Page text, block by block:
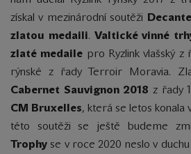
získal v mezinárodní soutěži
zlatou medaili. Valtické vinné
zlaté medaile pro Ryzlink vlašský z
rýnské z řady Terroir Moravia.
Cabernet Sauvignon 2018 z řady
CM Bruxelles, která se letos
této soutěži se ještě budeme
Trophy se v roce 2020 neslo v